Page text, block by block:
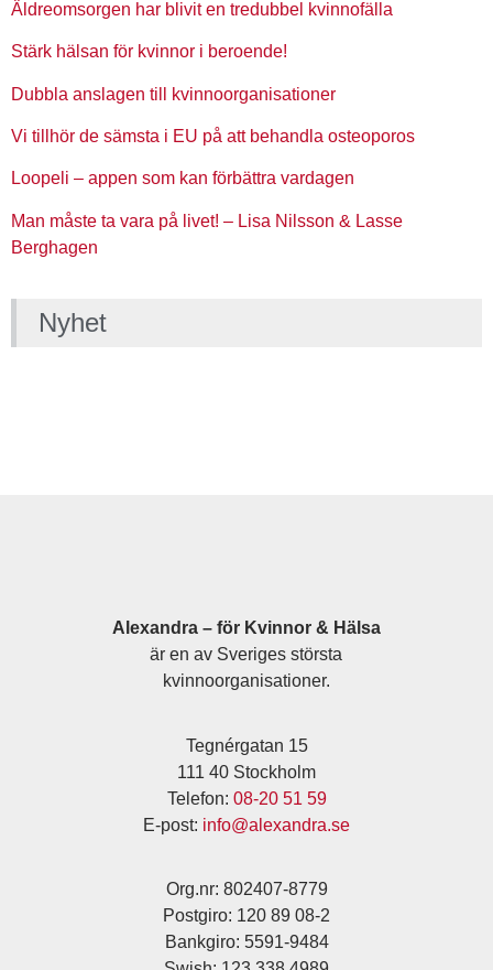
Äldreomsorgen har blivit en tredubbel kvinnofälla
Stärk hälsan för kvinnor i beroende!
Dubbla anslagen till kvinnoorganisationer
Vi tillhör de sämsta i EU på att behandla osteoporos
Loopeli – appen som kan förbättra vardagen
Man måste ta vara på livet! – Lisa Nilsson & Lasse
Berghagen
Nyhet
Alexandra – för Kvinnor & Hälsa
är en av Sveriges största
kvinnoorganisationer.
Tegnérgatan 15
111 40 Stockholm
Telefon: 08-20 51 59
E-post: info@alexandra.se
Org.nr: 802407-8779
Postgiro: 120 89 08-2
Bankgiro: 5591-9484